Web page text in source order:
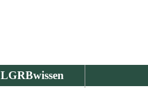
LGRBwissen